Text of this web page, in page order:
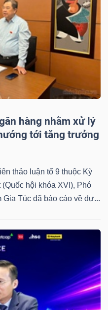
hàng nhằm xử lý
tới tăng trưởng
thảo luận tổ 9 thuộc Kỳ
hội khóa XVI), Phó
Túc đã báo cáo về dự...